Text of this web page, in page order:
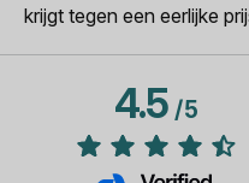
krijgt tegen een eerlijke
4.5/5